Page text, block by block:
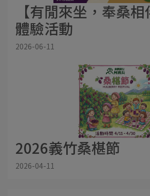
【有閒來坐，奉桑
體驗活動
2026-06-11
2026義竹桑椹節
2026-04-11